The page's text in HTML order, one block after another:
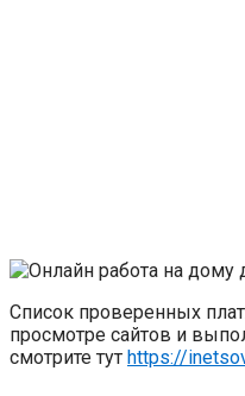
Список проверенных
просмотре сайтов и
смотрите тут https://